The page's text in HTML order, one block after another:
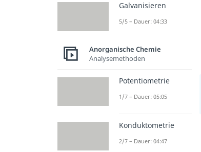
Galvanisieren
5/5 – Dauer: 04:33
Anorganische Chemie
Analysemethoden
Potentiometrie
1/7 – Dauer: 05:05
Konduktometrie
2/7 – Dauer: 04:47